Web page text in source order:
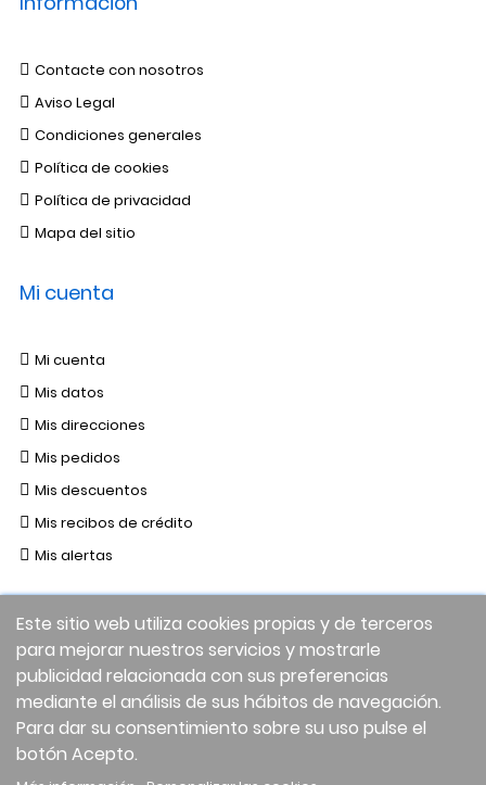
Este sitio web utiliza cookies propias y de terceros
para mejorar nuestros servicios y mostrarle
publicidad relacionada con sus preferencias
mediante el análisis de sus hábitos de navegación.
Para dar su consentimiento sobre su uso pulse el
botón Acepto.
Contacte con nosotros
Aviso Legal
Condiciones generales
Política de cookies
Política de privacidad
Mapa del sitio
Mi cuenta
Mi cuenta
Mis datos
Mis direcciones
Mis pedidos
Mis descuentos
Mis recibos de crédito
Mis alertas
Facebook
Twitter